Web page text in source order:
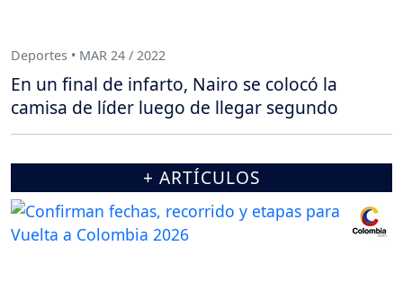
Deportes • MAR 24 / 2022
En un final de infarto, Nairo se colocó la
camisa de líder luego de llegar segundo
+ ARTÍCULOS